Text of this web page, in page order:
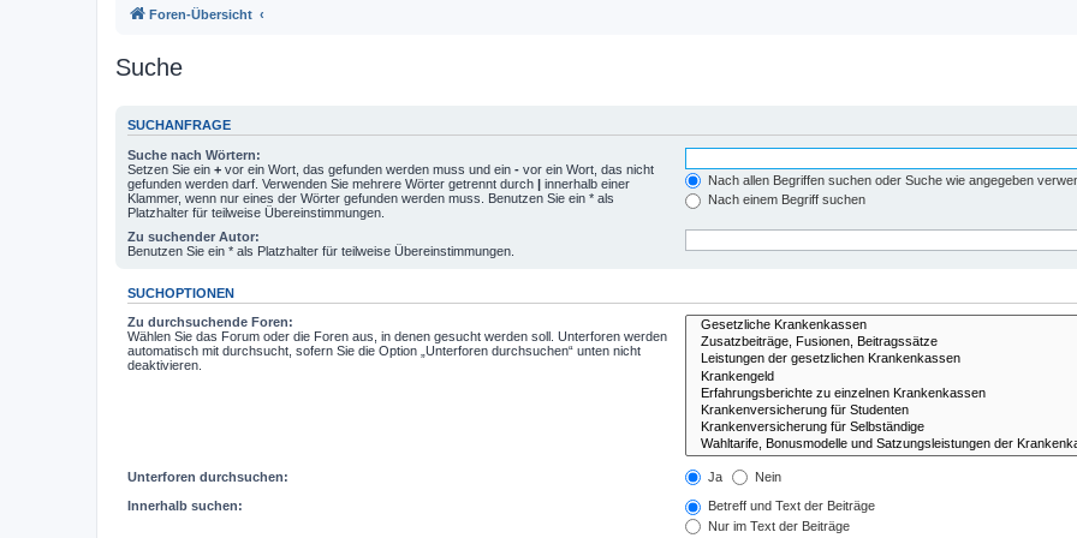
Foren-Übersicht
Suche
SUCHANFRAGE
Suche nach Wörtern:
Setzen Sie ein + vor ein Wort, das gefunden werden muss und ein - vor ein Wort, das nicht
gefunden werden darf. Verwenden Sie mehrere Wörter getrennt durch | innerhalb einer
Klammer, wenn nur eines der Wörter gefunden werden muss. Benutzen Sie ein * als
Platzhalter für teilweise Übereinstimmungen.
Nach allen Begriffen suchen oder Suche wie angegeben
Nach einem Begriff suchen
Zu suchender Autor:
Benutzen Sie ein * als Platzhalter für teilweise Übereinstimmungen.
SUCHOPTIONEN
Zu durchsuchende Foren:
Wählen Sie das Forum oder die Foren aus, in denen gesucht werden soll. Unterforen werden
automatisch mit durchsucht, sofern Sie die Option „Unterforen durchsuchen“ unten nicht
deaktivieren.
Unterforen durchsuchen: Ja Nein
Innerhalb suchen:
Betreff und Text der Beiträge
Nur im Text der Beiträge